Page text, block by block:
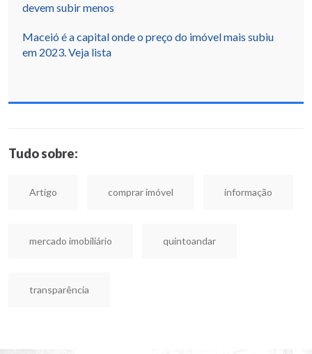
devem subir menos
Maceió é a capital onde o preço do imóvel mais subiu
em 2023. Veja lista
Tudo sobre:
Artigo comprar imóvel informação
mercado imobiliário quintoandar
transparência